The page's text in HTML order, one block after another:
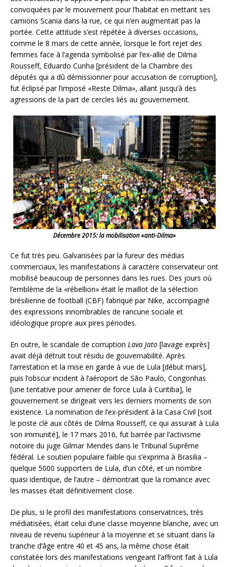
convoquées par le mouvement pour l’habitat en mettant ses
camions Scania dans la rue, ce qui n’en augmentait pas la
portée. Cette attitude s’est répétée à diverses occasions,
comme le 8 mars de cette année, lorsque le fort rejet des
femmes face à l’agenda symbolisé par l’ex-allié de Dilma
Rousseff, Eduardo Cunha [président de la Chambre des
députés qui a dû démissionner pour accusation de corruption],
fut éclipsé par l’imposé «Reste Dilma», allant jusqu’à des
agressions de la part de cercles liés au gouvernement.
Décembre 2015: la mobilisation «anti-Dilma»
Ce fut très peu. Galvanisées par la fureur des médias
commerciaux, les manifestations à caractère conservateur ont
mobilisé beaucoup de personnes dans les rues. Des jours où
l’emblème de la «rébellion» était le maillot de la sélection
brésilienne de football (CBF) fabriqué par Nike, accompagné
des expressions innombrables de rancune sociale et
idéologique propre aux pires périodes.
En outre, le scandale de corruption Lava Jato [lavage exprès]
avait déjà détruit tout résidu de gouvernabilité. Après
l’arrestation et la mise en garde à vue de Lula [début mars],
puis l’obscur incident à l’aéroport de São Paulo, Congonhas
[une tentative pour amener de force Lula à Curitiba], le
gouvernement se dirigeait vers les derniers moments de son
existence. La nomination de l’ex-président à la Casa Civil [soit
le poste clé aux côtés de Dilma Rousseff, ce qui assurait à Lula
son immunité], le 17 mars 2016, fut barrée par l’activisme
notoire du juge Gilmar Mendes dans le Tribunal Suprême
fédéral. Le soutien populaire faible qui s’exprima à Brasilia –
quelque 5000 supporters de Lula, d’un côté, et un nombre
quasi identique, de l’autre – démontrait que la romance avec
les masses était définitivement close.
De plus, si le profil des manifestations conservatrices, très
médiatisées, était celui d’une classe moyenne blanche, avec un
niveau de revenu supérieur à la moyenne et se situant dans la
tranche d’âge entre 40 et 45 ans, la même chose était
constatée lors des manifestations vengeant l’affront fait à Lula